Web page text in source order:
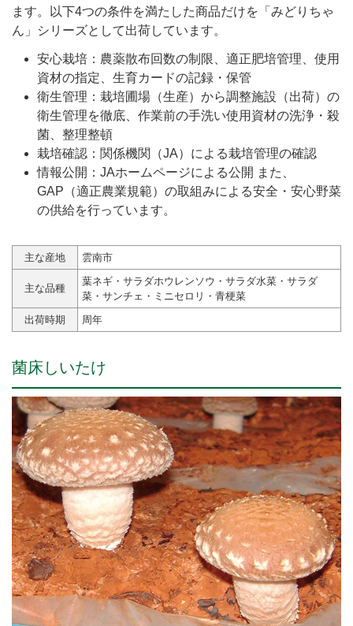
ます。以下4つの条件を満たした商品だけを「みどりちゃ
ん」シリーズとして出荷しています。
安心栽培：農薬散布回数の制限、適正肥培管理、使用
資材の指定、生育カードの記録・保管
衛生管理：栽培圃場（生産）から調整施設（出荷）の
衛生管理を徹底、作業前の手洗い使用資材の洗浄・殺
菌、整理整頓
栽培確認：関係機関（JA）による栽培管理の確認
情報公開：JAホームページによる公開 また、
GAP（適正農業規範）の取組みによる安全・安心野菜
の供給を行っています。
主な産地 雲南市
主な品種
葉ネギ・サラダホウレンソウ・サラダ水菜・サラダ
菜・サンチェ・ミニセロリ・青梗菜
出荷時期
周年
菌床しいたけ